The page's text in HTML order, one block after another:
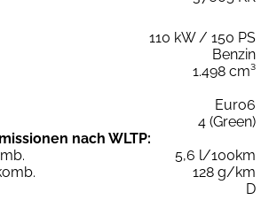
110 kW / 150 PS
Benzin
1.498 cm³
Euro6
4 (Green)
nach WLTP:
5,6 l/100km
128 g/km
D